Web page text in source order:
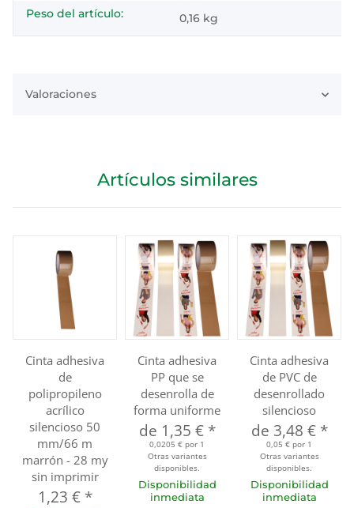
Peso del artículo: 0,16 kg
Valoraciones
Artículos similares
Cinta adhesiva
de
polipropileno
acrílico
silencioso 50
mm/66 m
marrón - 28 my
sin imprimir
1,23 € *
Cinta adhesiva
PP que se
desenrolla de
forma uniforme
de 1,35 € *
0,0205 € por 1
Otras variantes
disponibles.
Disponibilidad
inmediata
Cinta adhesiva
de PVC de
desenrollado
silencioso
de 3,48 € *
0,05 € por 1
Otras variantes
disponibles.
Disponibilidad
inmediata